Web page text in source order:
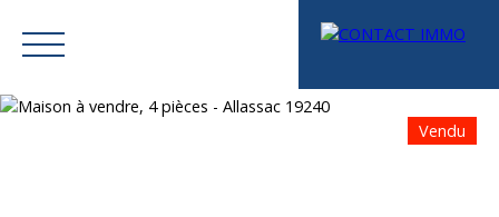
Vendu